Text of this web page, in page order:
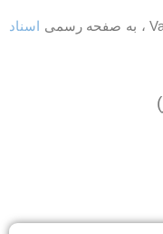
اسناد